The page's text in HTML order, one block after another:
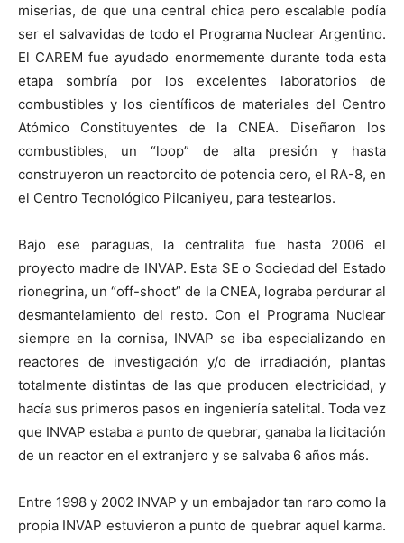
miserias, de que una central chica pero escalable podía
ser el salvavidas de todo el Programa Nuclear Argentino.
El CAREM fue ayudado enormemente durante toda esta
etapa sombría por los excelentes laboratorios de
combustibles y los científicos de materiales del Centro
Atómico Constituyentes de la CNEA. Diseñaron los
combustibles, un “loop” de alta presión y hasta
construyeron un reactorcito de potencia cero, el RA-8, en
el Centro Tecnológico Pilcaniyeu, para testearlos.
Bajo ese paraguas, la centralita fue hasta 2006 el
proyecto madre de INVAP. Esta SE o Sociedad del Estado
rionegrina, un “off-shoot” de la CNEA, lograba perdurar al
desmantelamiento del resto. Con el Programa Nuclear
siempre en la cornisa, INVAP se iba especializando en
reactores de investigación y/o de irradiación, plantas
totalmente distintas de las que producen electricidad, y
hacía sus primeros pasos en ingeniería satelital. Toda vez
que INVAP estaba a punto de quebrar, ganaba la licitación
de un reactor en el extranjero y se salvaba 6 años más.
Entre 1998 y 2002 INVAP y un embajador tan raro como la
propia INVAP estuvieron a punto de quebrar aquel karma.